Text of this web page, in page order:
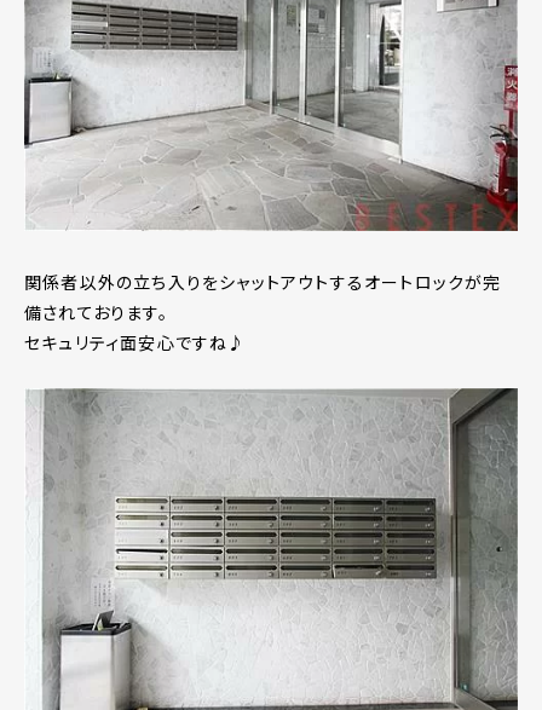
関係者以外の立ち入りをシャットアウトするオートロックが完
備されております。
セキュリティ面安心ですね♪